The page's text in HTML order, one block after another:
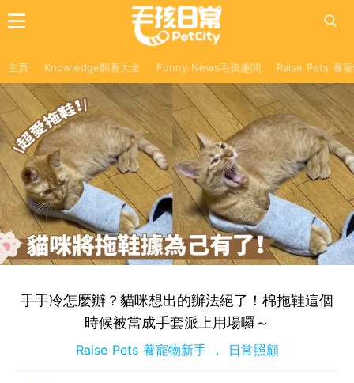
主頁 Knowledge飼養大全 Funny News毛孩趣聞 Raise Pets 養
手手冷怎麼辦？貓咪想出的辦法絕了！棉拖鞋這個
時候被當成手套派上用場囉～
Raise Pets 養寵物新手 日常照顧